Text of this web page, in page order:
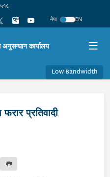
नेपा
EN
अनुसन्धान कार्यालय
Low Bandwidth
प्रतिवादी